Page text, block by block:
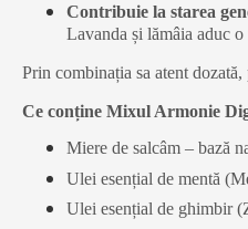
Contribuie la starea
Lavanda și lămâia aduc
Prin combinația sa atent
Ce conține Mixul Armonie
Miere de salcâm – bază
Ulei esențial de mentă
Ulei esențial de ghimbir